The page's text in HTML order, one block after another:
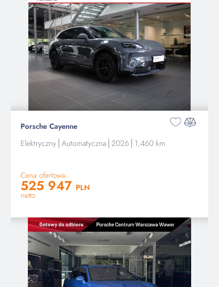
Porsche Cayenne
Elektryczny Automatyczna 2026 1,460 km
Cena ofertowa:
525 947 PLN
netto